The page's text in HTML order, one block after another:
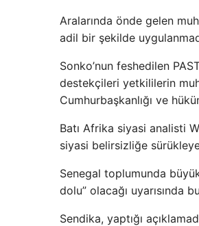
Aralarında önde gelen
adil bir şekilde
Sonko’nun feshedilen
destekçileri yetkililerin
Cumhurbaşkanlığı ve
Batı Afrika siyasi analisti
siyasi belirsizliğe
Senegal toplumunda
dolu” olacağı uyarısında
Sendika, yaptığı